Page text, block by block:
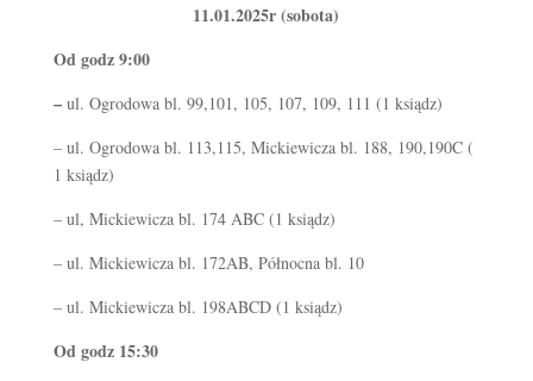
11.01.2025r (sobota)
Od godz 9:00
– ul. Ogrodowa bl. 99,101, 105, 107, 109, 111 (1 ksiądz)
– ul. Ogrodowa bl. 113,115, Mickiewicza bl. 188, 190,190C (
1 ksiądz)
– ul, Mickiewicza bl. 174 ABC (1 ksiądz)
– ul. Mickiewicza bl. 172AB, Północna bl. 10
– ul. Mickiewicza bl. 198ABCD (1 ksiądz)
Od godz 15:30